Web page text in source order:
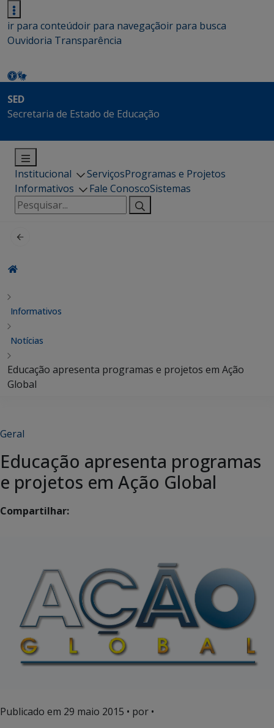
ir para conteúdoir para navegaçãoir para busca
Ouvidoria Transparência
SED
Secretaria de Estado de Educação
Institucional ServiçosProgramas e Projetos
Informativos
Fale ConoscoSistemas
Pesquisar
por:
Informativos
Notícias
Educação apresenta programas e projetos em Ação
Global
Geral
Educação apresenta programas
e projetos em Ação Global
Compartilhar:
Publicado em 29 maio 2015 • por •